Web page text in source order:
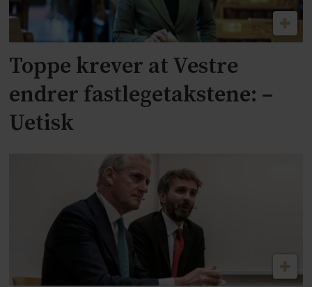
Toppe krever at Vestre
endrer fastlegetakstene: –
Uetisk